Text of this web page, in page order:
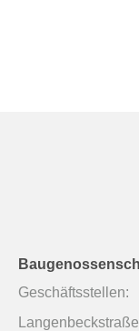
Geschäftsstellen: